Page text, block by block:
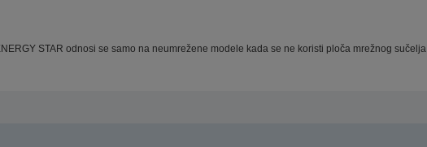
STAR odnosi se samo na neumrežene modele kada se ne koristi ploča mrežnog sučelja